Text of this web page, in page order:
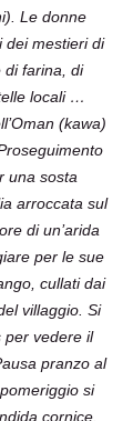
Le donne
dei mestieri di
di farina, di
locali …
(kawa)
una sosta
arroccata sul
di un’arida
per le sue
cullati dai
villaggio. Si
per vedere il
pranzo al
si
cornice.